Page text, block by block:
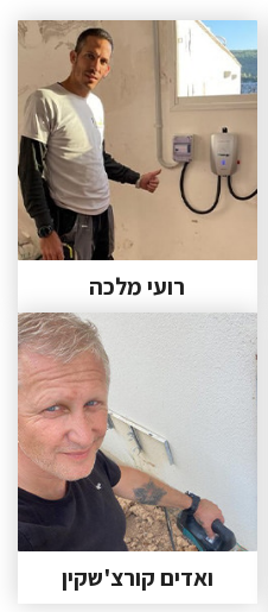
רועי מלכה
ואדים קורצ'שקין